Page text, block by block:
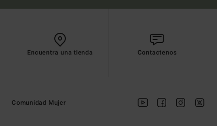
Encuentra una tienda Contactenos
Comunidad Mujer